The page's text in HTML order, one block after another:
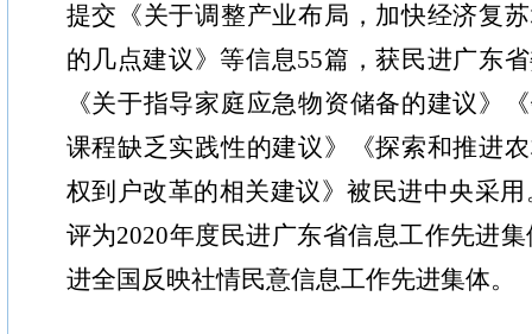
提交《关于调整产业布局，加快经济复
的几点建议》等信息55篇，获民进广东
《关于指导家庭应急物资储备的建议》
课程缺乏实践性的建议》《探索和推进
权到户改革的相关建议》被民进中央采
评为2020年度民进广东省信息工作先进
进全国反映社情民意信息工作先进集体。